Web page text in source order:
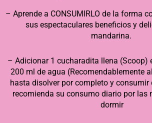
– Aprende a CONSUMIRLO de la forma
sus espectaculares beneficios y
mandarina.
– Adicionar 1 cucharadita llena (Scoop)
200 ml de agua (Recomendablemente
hasta disolver por completo y consumir
recomienda su consumo diario por las
dormir